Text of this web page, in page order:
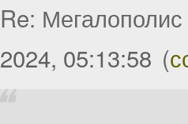
Re:
2024, 05:13:58 (